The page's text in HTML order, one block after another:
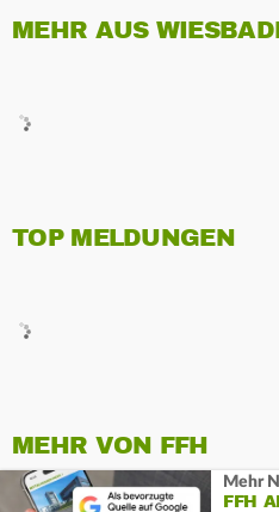
MEHR AUS
TOP MELDUNGEN
MEHR VON FFH
Mehr
FFH